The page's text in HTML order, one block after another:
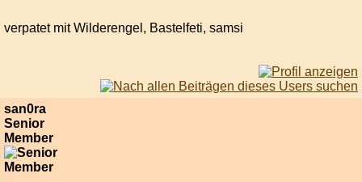
verpatet mit Wilderengel, Bastelfeti, samsi
san0ra
Senior
Member